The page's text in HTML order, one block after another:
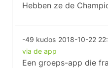
Hebben ze de
-49 kudos 2018-10-22
via de app
Een groeps-app die